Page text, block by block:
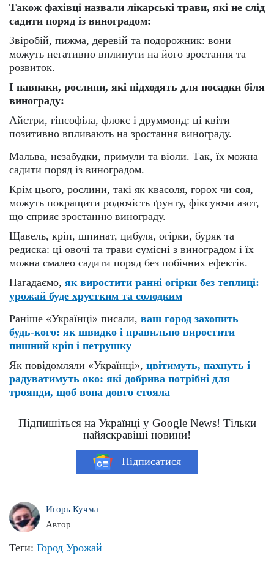
Також фахівці назвали лікарські трави, які не слід
садити поряд із виноградом:
Звіробій, пижма, деревій та подорожник: вони
можуть негативно вплинути на його зростання та
розвиток.
І навпаки, рослини, які підходять для посадки біля
винограду:
Айстри, гіпсофіла, флокс і друммонд: ці квіти
позитивно впливають на зростання винограду.
Мальва, незабудки, примули та віоли. Так, їх можна
садити поряд із виноградом.
Крім цього, рослини, такі як квасоля, горох чи соя,
можуть покращити родючість ґрунту, фіксуючи азот,
що сприяє зростанню винограду.
Щавель, кріп, шпинат, цибуля, огірки, буряк та
редиска: ці овочі та трави сумісні з виноградом і їх
можна смалео садити поряд без побічних ефектів.
Нагадаємо, як виростити ранні огірки без теплиці:
урожай буде хрустким та солодким
Раніше «Українці» писали, ваш город захопить
будь-кого: як швидко і правильно виростити
пишний кріп і петрушку
Як повідомляли «Українці», цвітимуть, пахнуть і
радуватимуть око: які добрива потрібні для
троянди, щоб вона довго стояла
Підпишіться на Українці у Google News! Тільки
найяскравіші новини!
Підписатися
Игорь Кучма
Автор
Теги: Город Урожай